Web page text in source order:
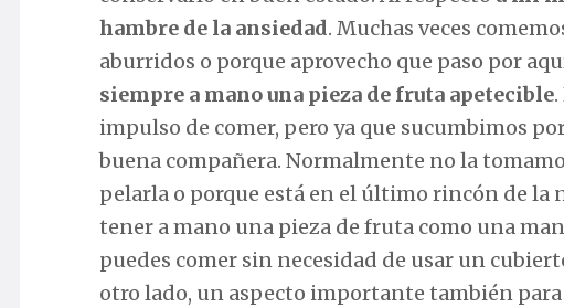
hambre de la ansiedad. Muchas veces
aburridos o porque aprovecho que paso por
siempre a mano una pieza de fruta apetecible
impulso de comer, pero ya que sucumbimos
buena compañera. Normalmente no la
pelarla o porque está en el último rincón de la
tener a mano una pieza de fruta como una
puedes comer sin necesidad de usar un
otro lado, un aspecto importante también para